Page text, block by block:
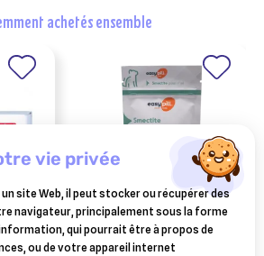
achetés ensemble
OSALIA
easypill smectite chat
vie privée
site Web, il peut stocker ou récupérer des
navigateur, principalement sous la forme
qui pourrait être à propos de
ou de votre appareil internet